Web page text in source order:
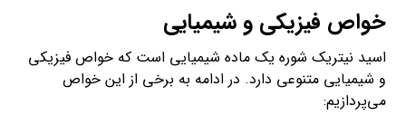
خواص فیزیکی و شیمیایی
اسید نیتریک شوره یک ماده شیمیایی است که خواص فیزیکی
و شیمیایی متنوعی دارد. در ادامه به برخی از این خواص
می‌پردازیم: